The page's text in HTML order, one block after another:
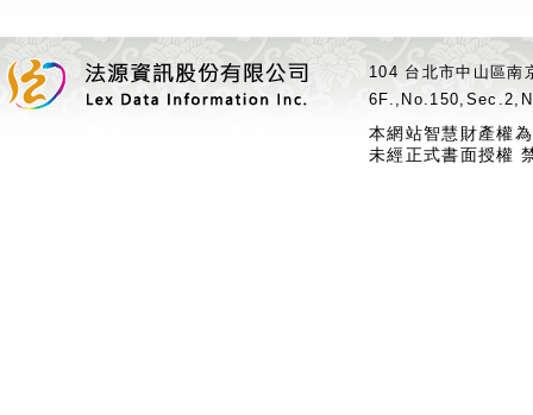
104 台北市中山區
本網站智慧財產權
未經正式書面授權